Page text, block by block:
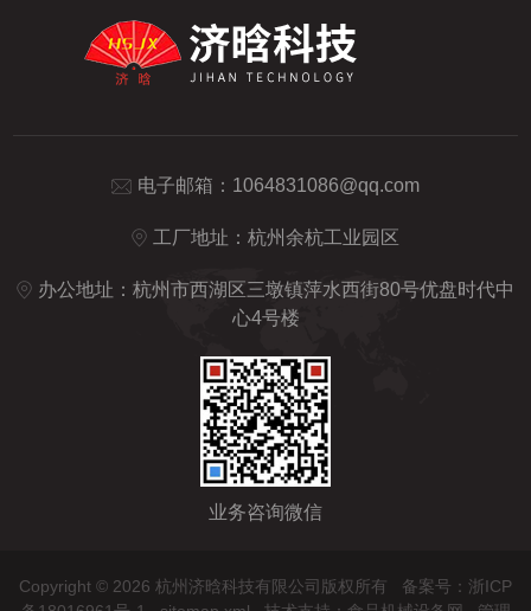
电子邮箱： 1064831086@qq.com
工厂地址：杭州余杭工业园区
办公地址：杭州市西湖区三墩镇萍水西街80号优盘时代中
心4号楼
业务咨询微信
Copyright © 2026 杭州济晗科技有限公司版权所有 备案号：浙ICP